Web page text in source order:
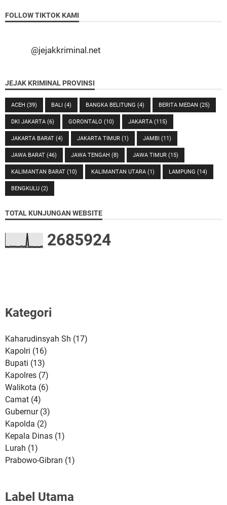
FOLLOW TIKTOK KAMI
@jejakkriminal.net
JEJAK KRIMINAL PROVINSI
ACEH (39) BALI (4) BANGKA BELITUNG (4) BERITA MEDAN (25)
DKI JAKARTA (6) GORONTALO (10) JAKARTA (115)
JAKARTA BARAT (4) JAKARTA TIMUR (1) JAMBI (11)
JAWA BARAT (46) JAWA TENGAH (8) JAWA TIMUR (15)
KALIMANTAN BARAT (10) KALIMANTAN UTARA (1) LAMPUNG (14)
BENGKULU (2)
TOTAL KUNJUNGAN WEBSITE
2685924
Kategori
Kaharudinsyah Sh (17)
Kapolri (16)
Bupati (13)
Kapolres (7)
Walikota (6)
Camat (4)
Gubernur (3)
Kapolda (2)
Kepala Dinas (1)
Lurah (1)
Prabowo-Gibran (1)
Label Utama